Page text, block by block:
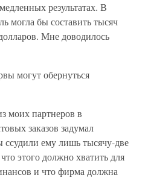
результатах. В
могла бы составить тысяч
Мне доводилось
могут обернуться
моих партнеров в
заказов задумал
ему лишь тысячу-две
этого должно хватить для
и что фирма должна